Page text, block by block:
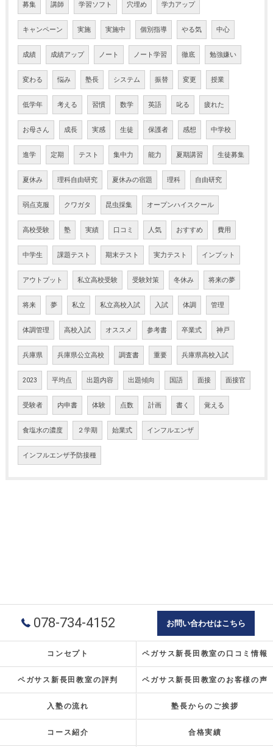
募集 講師 学習ソフト 穴埋め 学力アップ
キャンペーン 実施 実施中 個別指導 やる気 中心
成績 成績アップ ノート ノート学習 徹底 勉強嫌い
変わる 悩み 塾長 システム 振替 変更 授業
低学年 考える 習慣 数学 英語 叱る 疲れた
お母さん 成長 実感 生徒 保護者 感想 中学校
進学 定期 テスト 集中力 能力 夏期講習 生徒募集
夏休み 理科自由研究 夏休みの宿題 理科 自由研究
弱点克服 クワガタ 昆虫採集 オープンハイスクール
高校受験 塾 実績 口コミ 人気 おすすめ 費用
中学生 課題テスト 期末テスト 実力テスト インプット
アウトプット 私立高校受験 受験対策 冬休み 将来の夢
将来 夢 私立 私立高校入試 入試 体調 管理
体調管理 高校入試 オススメ 参考書 卒業式 神戸
兵庫県 兵庫県公立高校 調査書 重要 兵庫県高校入試
2023 平均点 出題内容 出題傾向 国語 面接 面接官
受験者 内申書 体験 点数 計画 書く 覚える
食塩水の濃度 ２学期 始業式 インフルエンザ
インフルエンザ予防接種
078-734-4152 お問い合わせはこちら
コンセプト ペガサス新長田教室の口コミ情報
ペガサス新長田教室の評判 ペガサス新長田教室のお客様の声
入塾の流れ 塾長からのご挨拶
コース紹介 合格実績